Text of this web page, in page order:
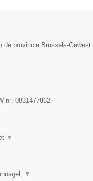
de provincie Brussels-Gewest.
nr: 0831477862
▼
▼